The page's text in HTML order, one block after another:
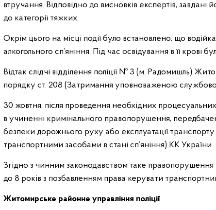
втручання. Відповідно до висновків експертів, завдані
до категорії тяжких.
Окрім цього на місці події було встановлено, що
алкогольного сп’яніння. Під час освідування в її крові
Відтак слідчі відділення поліції № 3 (м. Радомишль)
порядку ст. 208 (Затримання уповноваженою
30 жовтня, після проведення необхідних
в учиненні кримінального правопорушення,
безпеки дорожнього руху або експлуатації
транспортними засобами в стані сп’яніння) КК України.
Згідно з чинним законодавством таке правопорушення
до 8 років з позбавленням права керувати
Житомирське районне управління поліції